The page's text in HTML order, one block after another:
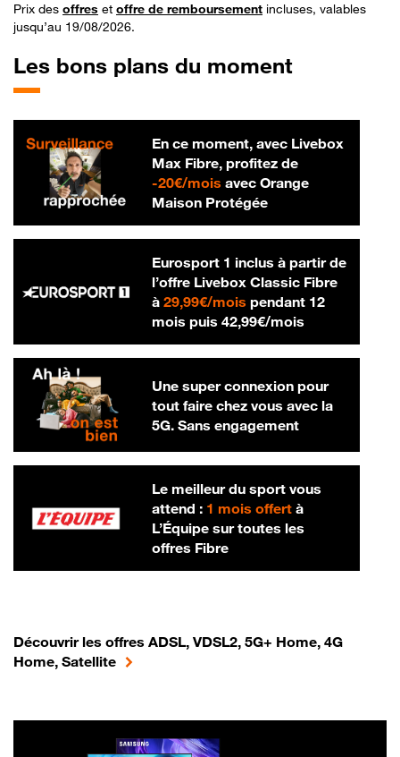
Prix des offres et offre de remboursement incluses, valables
jusqu’au 19/08/2026.
Les bons plans du moment
En ce moment, avec Livebox
Max Fibre, profitez de
-20€/mois20 € par mois
avec Orange
Maison Protégée
Eurosport 1 inclus à partir de
l’offre Livebox Classic Fibre
à 29,99€/mois29,99 € par mois
pendant 12
mois puis 42,99€/mois42,99 € par
Une super connexion pour
tout faire chez vous avec la
5G. Sans engagement
Le meilleur du sport vous
attend : 1 mois offertà
L’Équipe sur toutes les
offres Fibre
Découvrir les offres ADSL, VDSL2, 5G+ Home, 4G
Home, Satellite